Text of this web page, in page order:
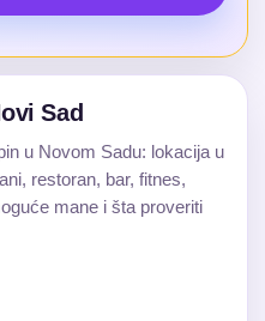
Sad
u Novom Sadu: lokacija u
restoran, bar, fitnes,
mane i šta proveriti